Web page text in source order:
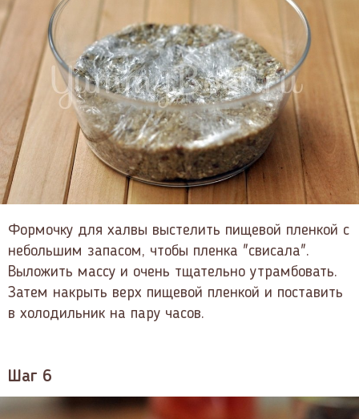
Формочку для халвы выстелить пищевой пленкой с
небольшим запасом, чтобы пленка "свисала".
Выложить массу и очень тщательно утрамбовать.
Затем накрыть верх пищевой пленкой и поставить
в холодильник на пару часов.
Шаг 6